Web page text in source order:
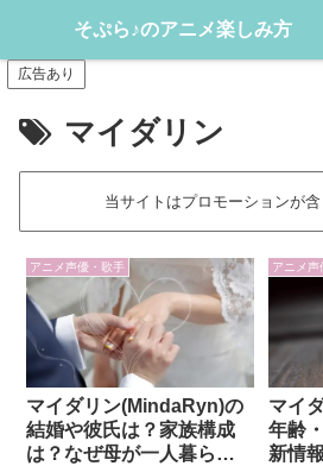
アニメや漫画をどんどん楽しむ
広告あり
マイダリン
当サイトはプロモーションが含
アニメ声優・歌手
マイダリン(MindaRyn)の
結婚や彼氏は？家族構成
は？なぜ母が一人暮ら
アニメ声
マイ
年齢
新情
そぷら♪のアニメ楽しみ方